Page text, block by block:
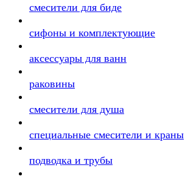
смесители для биде
сифоны и комплектующие
аксессуары для ванн
раковины
смесители для душа
специальные смесители и краны
подводка и трубы